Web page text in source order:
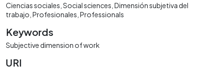
Ciencias sociales Social sciences Dimensión subjetiva del
trabajo Profesionales Professionals
Keywords
Subjective dimension of work
URI